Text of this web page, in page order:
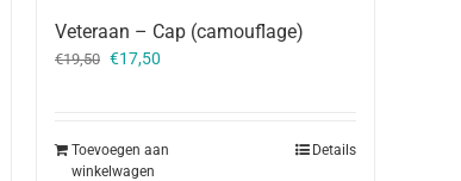
Veteraan – Cap (camouflage)
€19,50 Oorspronkelijke
€17,50
Toevoegen aan
winkelwagen
Details